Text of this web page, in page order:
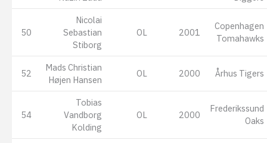
50
Nicolai
Sebastian
Stiborg
OL 2001
Copenhagen
Tomahawks
52
Mads Christian
Højen Hansen
OL 2000 Århus Tigers
54
Tobias
Vandborg
Kolding
OL 2000
Frederikssund
Oaks